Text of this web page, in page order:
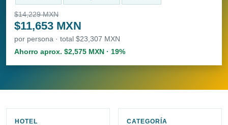
$14,229 MXN
$11,653 MXN
por persona · total $23,307 MXN
Ahorro aprox. $2,575 MXN · 19%
HOTEL CATEGORÍA